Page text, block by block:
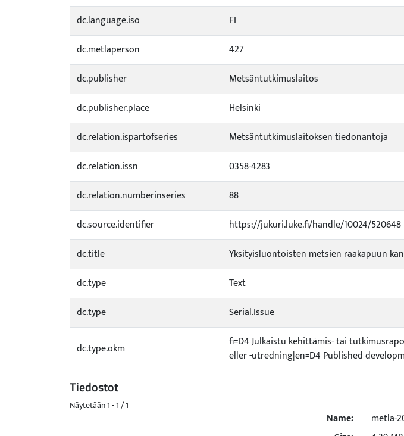
dc.language.iso
FI
dc.metlaperson
427
dc.publisher
Metsäntutkimuslaitos
dc.publisher.place
Helsinki
dc.relation.ispartofseries
Metsäntutkimuslaitoksen tiedonantoja
dc.relation.issn
0358-4283
dc.relation.numberinseries
88
dc.source.identifier
https://jukuri.luke.fi/handle/10024/520648
dc.title
Yksityisluontoisten metsien raakapuun
dc.type
Text
dc.type
Serial.Issue
dc.type.okm
fi=D4 Julkaistu kehittämis- tai
eller -utredning|en=D4 Published
Tiedostot
Näytetään1 - 1 / 1
Name:
metla-